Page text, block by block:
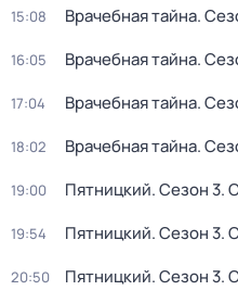
15:08 Врачебная тайна.
16:05 Врачебная тайна.
17:04 Врачебная тайна.
18:02 Врачебная тайна.
19:00 Пятницкий. Сезон 3.
19:54 Пятницкий. Сезон 3.
20:50 Пятницкий. Сезон 3.